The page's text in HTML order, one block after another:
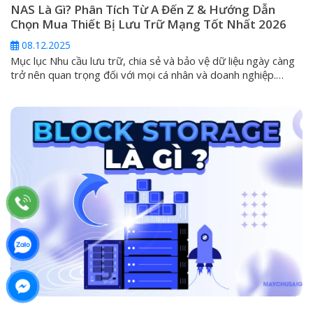
NAS Là Gì? Phân Tích Từ A Đến Z & Hướng Dẫn
Chọn Mua Thiết Bị Lưu Trữ Mạng Tốt Nhất 2026
08.12.2025
Mục lục Nhu cầu lưu trữ, chia sẻ và bảo vệ dữ liệu ngày càng
trở nên quan trọng đối với mọi cá nhân và doanh nghiệp.
khả...